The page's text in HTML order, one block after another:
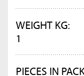
WEIGHT KG:
1
PIECES IN